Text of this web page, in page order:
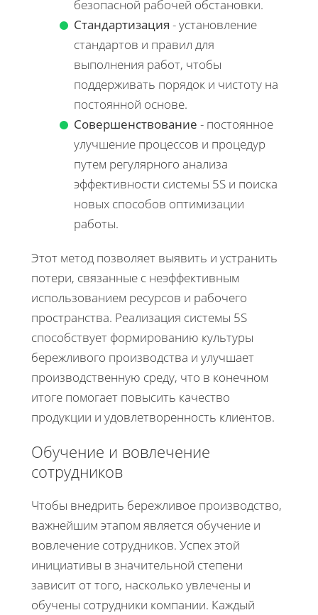
безопасной рабочей обстановки.
Стандартизация - установление
стандартов и правил для
выполнения работ, чтобы
поддерживать порядок и чистоту на
постоянной основе.
Совершенствование - постоянное
улучшение процессов и процедур
путем регулярного анализа
эффективности системы 5S и поиска
новых способов оптимизации
работы.
Этот метод позволяет выявить и устранить
потери, связанные с неэффективным
использованием ресурсов и рабочего
пространства. Реализация системы 5S
способствует формированию культуры
бережливого производства и улучшает
производственную среду, что в конечном
итоге помогает повысить качество
продукции и удовлетворенность клиентов.
Обучение и вовлечение
сотрудников
Чтобы внедрить бережливое производство,
важнейшим этапом является обучение и
вовлечение сотрудников. Успех этой
инициативы в значительной степени
зависит от того, насколько увлечены и
обучены сотрудники компании. Каждый